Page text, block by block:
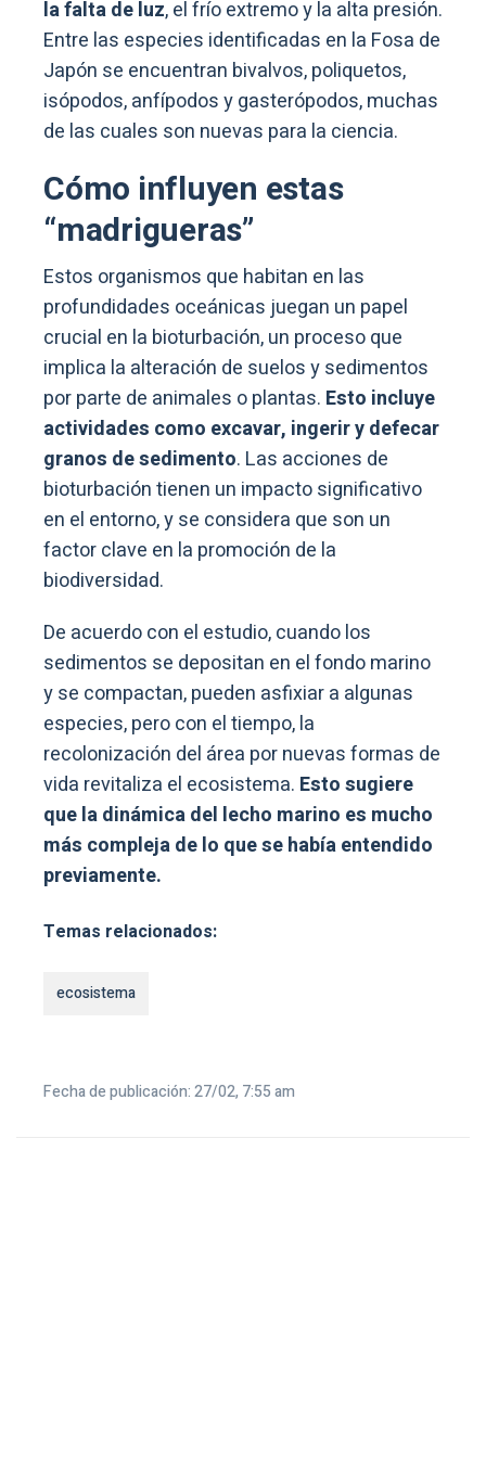
la falta de luz, el frío extremo y la alta presión.
Entre las especies identificadas en la Fosa de
Japón se encuentran bivalvos, poliquetos,
isópodos, anfípodos y gasterópodos, muchas
de las cuales son nuevas para la ciencia.
Cómo influyen estas
“madrigueras”
Estos organismos que habitan en las
profundidades oceánicas juegan un papel
crucial en la bioturbación, un proceso que
implica la alteración de suelos y sedimentos
por parte de animales o plantas. Esto incluye
actividades como excavar, ingerir y defecar
granos de sedimento. Las acciones de
bioturbación tienen un impacto significativo
en el entorno, y se considera que son un
factor clave en la promoción de la
biodiversidad.
De acuerdo con el estudio, cuando los
sedimentos se depositan en el fondo marino
y se compactan, pueden asfixiar a algunas
especies, pero con el tiempo, la
recolonización del área por nuevas formas de
vida revitaliza el ecosistema. Esto sugiere
que la dinámica del lecho marino es mucho
más compleja de lo que se había entendido
previamente.
Temas relacionados:
ecosistema
Fecha de publicación: 27/02, 7:55 am